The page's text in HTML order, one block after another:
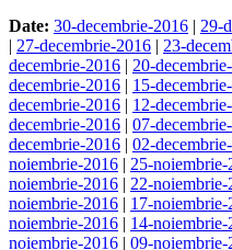
Date: 30-decembrie-2016 | 29-
| 27-decembrie-2016 | 23-
decembrie-2016 | 20-
decembrie-2016 | 15-
decembrie-2016 | 12-
decembrie-2016 | 07-
decembrie-2016 | 02-
noiembrie-2016 | 25-noiembrie-
noiembrie-2016 | 22-noiembrie-
noiembrie-2016 | 17-noiembrie-
noiembrie-2016 | 14-noiembrie-
noiembrie-2016 | 09-noiembrie-